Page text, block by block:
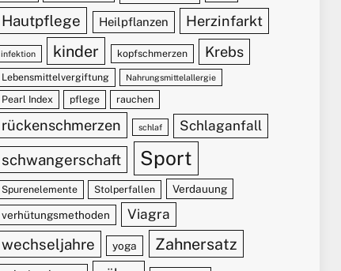
Hautpflege Heilpflanzen Herzinfarkt
infektion kinder kopfschmerzen Krebs
Lebensmittelvergiftung Nahrungsmittelallergie
Pearl Index pflege rauchen
rückenschmerzen schlaf Schlaganfall
schwangerschaft Sport
Spurenelemente Stolperfallen Verdauung
verhütungsmethoden Viagra
wechseljahre yoga Zahnersatz